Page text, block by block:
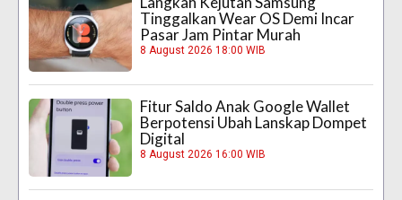
Tinggalkan Wear OS Demi Incar
Pasar Jam Pintar Murah
8 August 2026 18:00 WIB
Fitur Saldo Anak Google Wallet
Berpotensi Ubah Lanskap Dompet
Digital
8 August 2026 16:00 WIB